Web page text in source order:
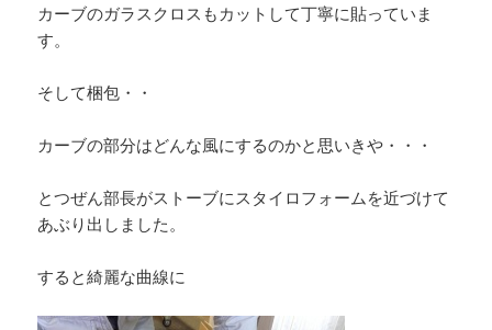
カーブのガラスクロスもカットして丁寧に貼っていま
す。
そして梱包・・
カーブの部分はどんな風にするのかと思いきや・・・
とつぜん部長がストーブにスタイロフォームを近づけて
あぶり出しました。
すると綺麗な曲線に